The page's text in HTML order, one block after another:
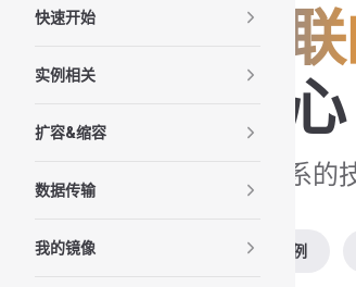
快速开始
实例相关
扩容&缩容
数据传输
我的镜像
算力互
文档中心
基于算力互联体系的
容器实例